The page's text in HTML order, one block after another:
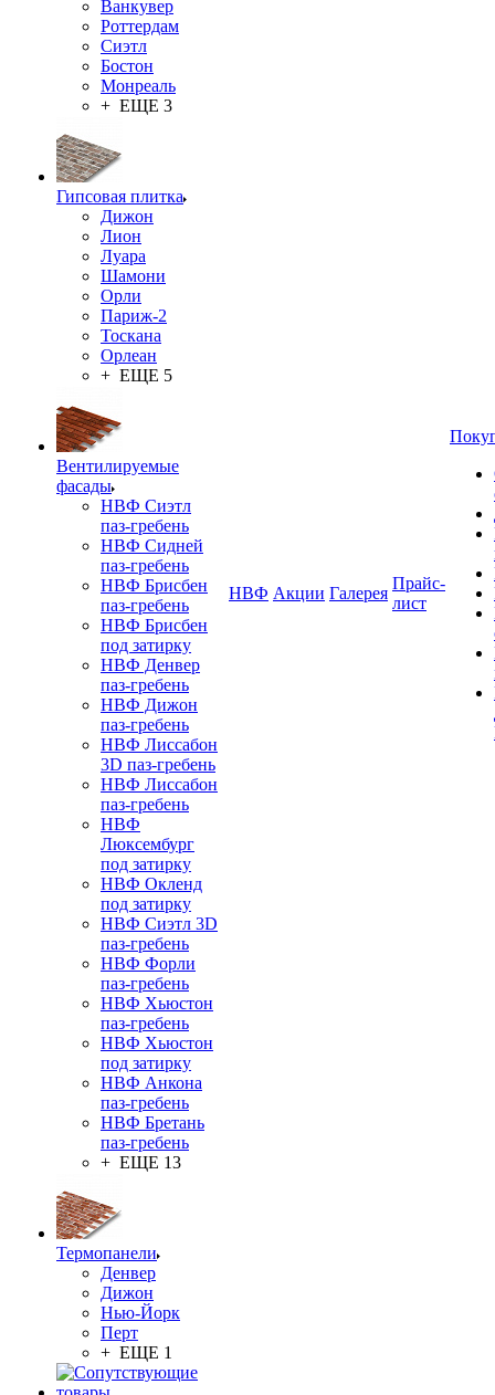
Ванкувер
Роттердам
Сиэтл
Бостон
Монреаль
+ ЕЩЕ 3
Гипсовая плитка
Дижон
Лион
Луара
Шамони
Орли
Париж-2
Тоскана
Орлеан
+ ЕЩЕ 5
Вентилируемые
фасады
НВФ Сиэтл
паз-гребень
НВФ Сидней
паз-гребень
НВФ Брисбен
паз-гребень
НВФ Брисбен
под затирку
НВФ Денвер
паз-гребень
НВФ Дижон
паз-гребень
НВФ Лиссабон
3D паз-гребень
НВФ Лиссабон
паз-гребень
НВФ
Люксембург
под затирку
НВФ Окленд
под затирку
НВФ Сиэтл 3D
паз-гребень
НВФ Форли
паз-гребень
НВФ Хьюстон
паз-гребень
НВФ Хьюстон
под затирку
НВФ Анкона
паз-гребень
НВФ Бретань
паз-гребень
+ ЕЩЕ 13
Термопанели
Денвер
Дижон
Нью-Йорк
Перт
+ ЕЩЕ 1
НВФ Акции Галерея
Прайс-
лист